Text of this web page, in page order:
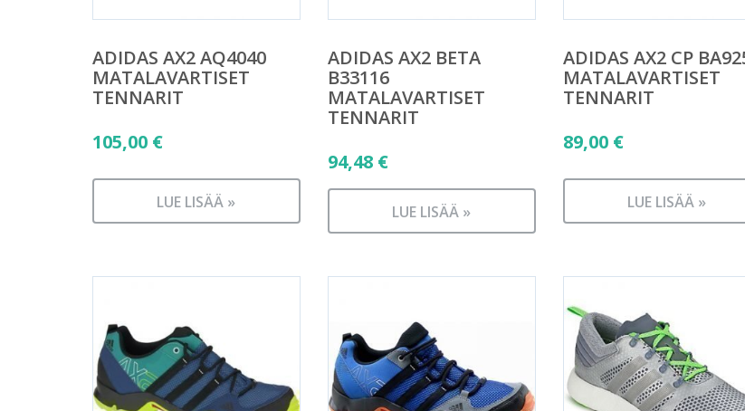
ADIDAS AX2 AQ4040
MATALAVARTISET
TENNARIT
105,00 €
LUE LISÄÄ »
ADIDAS AX2 BETA
B33116
MATALAVARTISET
TENNARIT
94,48 €
LUE LISÄÄ »
ADIDAS AX2 CP
MATALAVARTISET
TENNARIT
89,00 €
LUE LISÄÄ »